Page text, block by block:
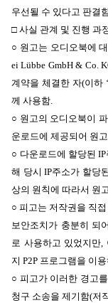
우선될 수 있다고 판결
□ 사실 관계 및 진행 과
○ 원고는 오디오북에
ei Lübbe GmbH & Co.
계약을 체결한 자(이하
께 사용함.
○ 원고의 오디오북이
운로드에 제공되어 원
○ 다운로드에 할당된
해 당시 IP주소가 할당
상의 원칙에 따라서 원
○ 피고는 저작권을 직
보안조치가 충분히 되
로 사용하고 있었지만,
지 P2P 프로그램을 이
○ 피고가 이러한 경고
청구 소송을 제기함(저